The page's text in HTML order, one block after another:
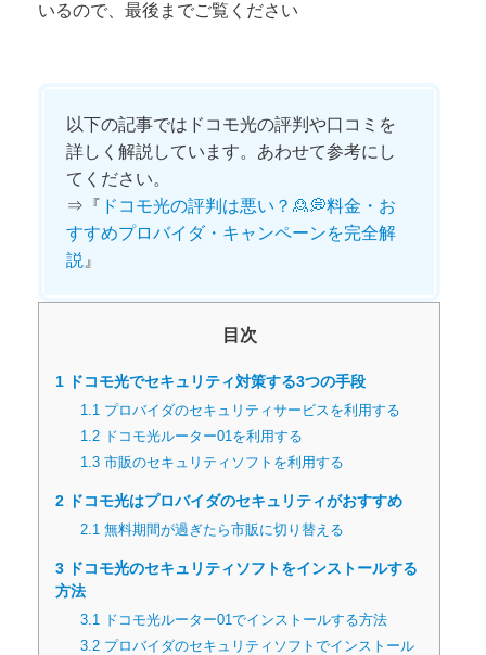
いるので、最後までご覧ください
以下の記事ではドコモ光の評判や口コミを
詳しく解説しています。あわせて参考にし
てください。
⇒『 ドコモ光の評判は悪い？🙎💭料金・お
すすめプロバイダ・キャンペーンを完全解
説 』
目次
1 ドコモ光でセキュリティ対策する3つの手段
1.1 プロバイダのセキュリティサービスを利用する
1.2ドコモ光ルーター01を利用する
1.3市販のセキュリティソフトを利用する
2 ドコモ光はプロバイダのセキュリティがおすすめ
2.1 無料期間が過ぎたら市販に切り替える
3 ドコモ光のセキュリティソフトをインストールする
方法
3.1
ドコモ光ルーター01でインストールする方法
3.2プロバイダのセキュリティソフトでインストール